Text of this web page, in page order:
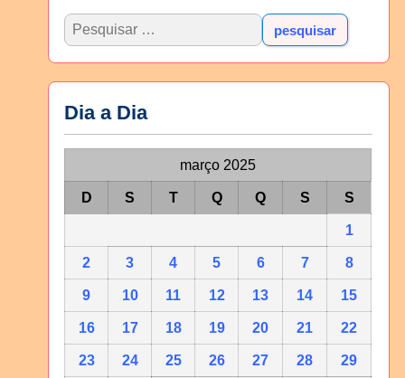
Dia a Dia
março 2025
D S T Q Q S S
1
2 3 4 5 6 7 8
9 10 11 12 13 14 15
16 17 18 19 20 21 22
23 24 25 26 27 28 29